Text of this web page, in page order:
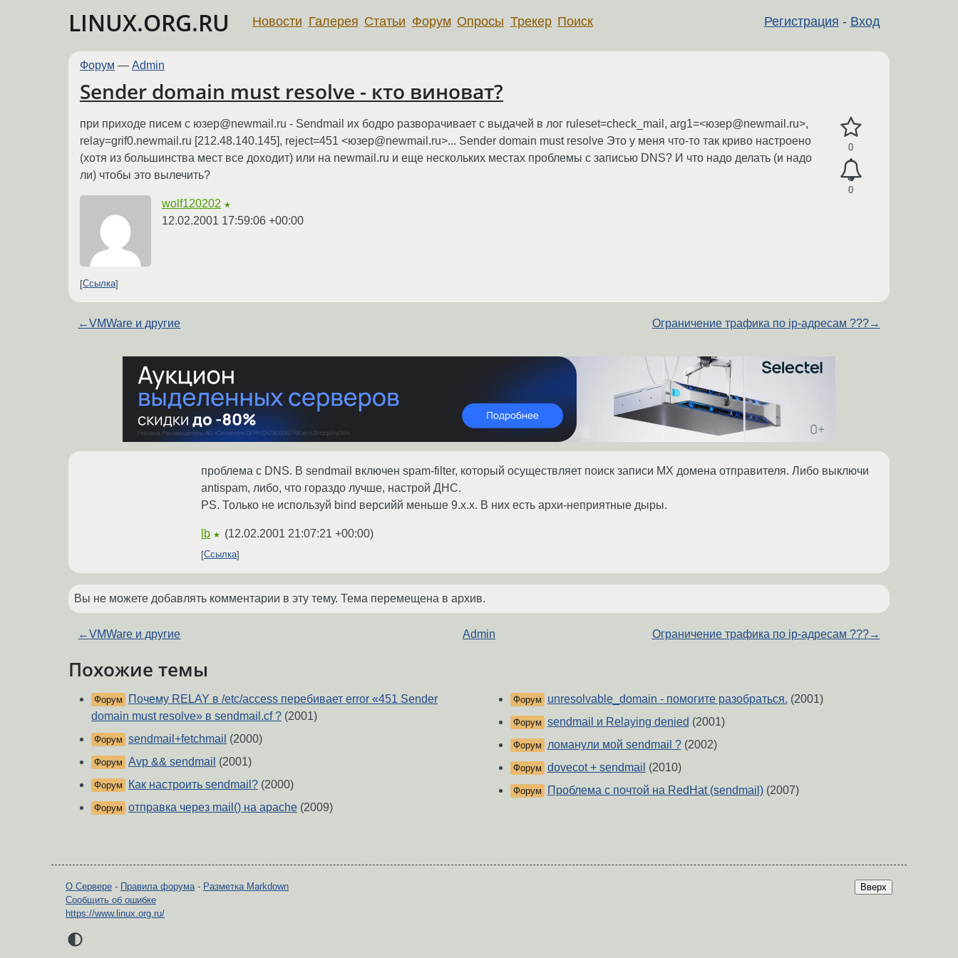
LINUX.ORG.RU Регистрация - Вход
Новости Галерея Статьи Форум Опросы Трекер Поиск
Форум — Admin
Sender domain must resolve - кто виноват?
0
0
при приходе писем с юзер@newmail.ru - Sendmail их бодро разворачивает с выдачей в лог ruleset=check_mail, arg1=<юзер@newmail.ru>,
relay=grif0.newmail.ru [212.48.140.145], reject=451 <юзер@newmail.ru>... Sender domain must resolve Это у меня что-то так криво настроено
(хотя из большинства мест все доходит) или на newmail.ru и еще нескольких местах проблемы с записью DNS? И что надо делать (и надо
ли) чтобы это вылечить?
wolf120202 ★
12.02.2001 17:59:06 +00:00
Ссылка
←VMWare и другие Ограничение трафика по ip-адресам ???→
проблема с DNS. В sendmail включен spam-filter, который осуществляет поиск записи MX домена отправителя. Либо выключи
antispam, либо, что гораздо лучше, настрой ДНС.
PS. Только не используй bind версийй меньше 9.x.x. В них есть архи-неприятные дыры.
lb ★ (12.02.2001 21:07:21 +00:00)
Ссылка
Вы не можете добавлять комментарии в эту тему. Тема перемещена в архив.
←VMWare и другие Admin Ограничение трафика по ip-адресам ???→
Похожие темы
Форум
Почему RELAY в /etc/access перебивает error «451 Sender
domain must resolve» в sendmail.cf ? (2001)
Форум sendmail+fetchmail (2000)
Форум Avp && sendmail (2001)
Форум Как настроить sendmail? (2000)
Форум отправка через mail() на apache (2009)
Форум unresolvable_domain - помогите разобраться. (2001)
Форум sendmail и Relaying denied (2001)
Форум ломанули мой sendmail ?(2002)
Форум dovecot + sendmail (2010)
Форум Проблема с почтой на RedHat (sendmail)(2007)
Вверх
О Сервере - Правила форума- Разметка Markdown
Сообщить об ошибке
https://www.linux.org.ru/